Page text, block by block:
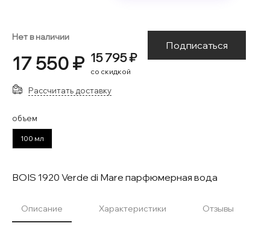
Нет в наличии
17 550 ₽ 15 795 ₽
со скидкой
Подписаться
Рассчитать доставку
объем
100 мл
BOIS 1920 Verde di Mare парфюмерная вода
Описание Характеристики Отзывы